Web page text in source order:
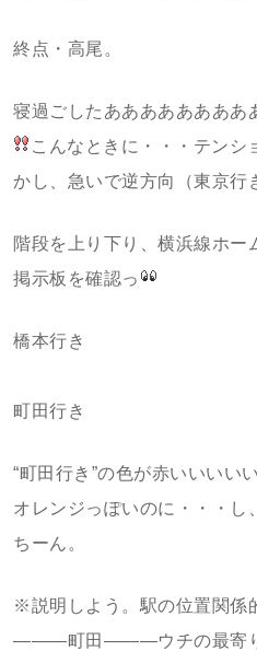
終点・高尾。
寝過ごしたああああああああ
こんなときに・・・テンシ
かし、急いで逆方向（東京行
階段を上り下り、横浜線ホー
掲示板を確認っ
橋本行き
町田行き
“町田行き”の色が赤いいいい
オレンジっぽいのに・・・し
ちーん。
※説明しよう。駅の位置関
―――町田―――ウチの最寄り